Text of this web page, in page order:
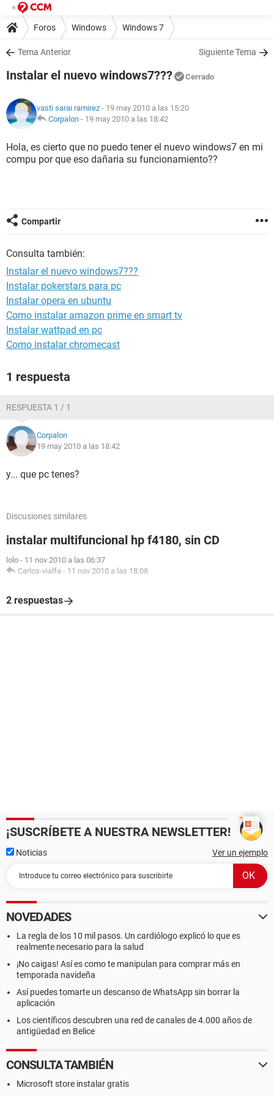
Foros Windows Windows 7
Tema Anterior Siguiente Tema
Instalar el nuevo windows7??? Cerrado
vasti sarai ramirez - 19 may 2010 a las 15:20
Corpalon - 19 may 2010 a las 18:42
Hola, es cierto que no puedo tener el nuevo windows7 en mi
compu por que eso dañaria su funcionamiento??
Compartir
Consulta también:
Instalar el nuevo windows7???
Instalar pokerstars para pc
Instalar opera en ubuntu
Como instalar amazon prime en smart tv
Instalar wattpad en pc
Como instalar chromecast
1 respuesta
RESPUESTA 1 / 1
Corpalon
19 may 2010 a las 18:42
y... que pc tenes?
Discusiones similares
instalar multifuncional hp f4180, sin CD
lolo - 11 nov 2010 a las 06:37
Carlos-vialfa - 11 nov 2010 a las 18:08
2 respuestas
¡SUSCRÍBETE A NUESTRA NEWSLETTER!
Noticias Ver un ejemplo
NOVEDADES
La regla de los 10 mil pasos. Un cardiólogo explicó lo que es
realmente necesario para la salud
¡No caigas! Así es como te manipulan para comprar más en
temporada navideña
Así puedes tomarte un descanso de WhatsApp sin borrar la
aplicación
Los científicos descubren una red de canales de 4.000 años de
antigüedad en Belice
CONSULTA TAMBIÉN
Microsoft store instalar gratis